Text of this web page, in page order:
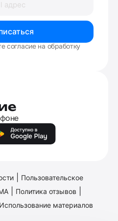
согласие на обработку
Пользовательское
Политика отзывов
Использование материалов